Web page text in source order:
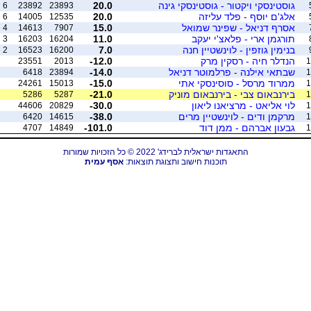
גוסטינסקי ויקטור - גוסטינסקי גינה 20.0
23893
23892
6
אלג'ם יוסף - פלד עליזה 20.0
12535
14005
6
אסרף דניאל - שפינר שמואל 15.0
7907
14613
4
תורגמן ארי - פלאצ'י יעקב 11.0
16204
16203
3
בנימין גוזפין - לוינשטיין חנה 7.0
16200
16523
2
הנדלר חיה - רסקין מרק -12.0
2013
23551
שבתאי אילנה - פרלמוטר דניאל -14.0
23894
6418
ממרוד מרסל - סוסינסקי אתי -15.0
15013
24261
בירנבאום צבי - בירנבאום מוניק -21.0
5287
5286
לוי אליאט - מרציאנו ליאון -30.0
20829
44606
מרקמן ודים - לוינשטיין מרים -38.0
14615
6420
גבעון אברהם - ממן דוד -101.0
14849
4707
התאגדות ישראלית לברידג' 2022 © כל הזכויות שמורות
תוכנות חישוב ותצוגת תוצאות:אסף עמית